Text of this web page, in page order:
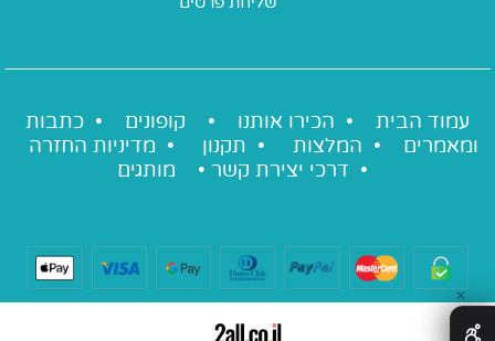
עמוד הבית • הכירו אותנו • קופונים • כתבות
ומאמרים • המלצות • תקנון • מדיניות החזרה
• דרכי יצירת קשר • מותגים
✕